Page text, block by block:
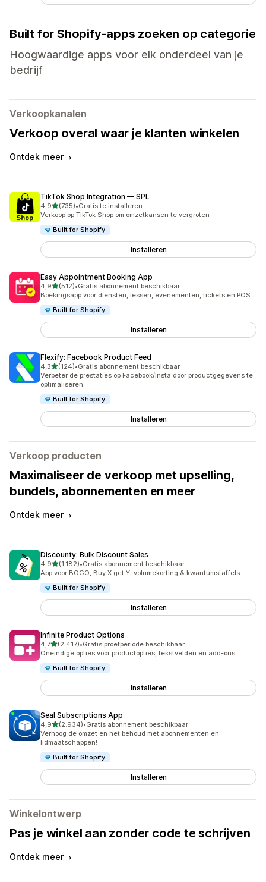
Built for Shopify-apps zoeken op categorie
Hoogwaardige apps voor elk onderdeel van je
bedrijf
Verkoopkanalen
Verkoop overal waar je klanten winkelen
Ontdek meer
TikTok Shop Integration — SPL
4,9van 5 sterren
(735)
735 recensies in totaal
•Gratis te installeren
Verkoop op TikTok Shop om omzetkansen te vergroten
Built for Shopify
Installeren
Easy Appointment Booking App
4,9van 5 sterren
(512)
512 recensies in totaal
•Gratis abonnement beschikbaar
Boekingsapp voor diensten, lessen, evenementen, tickets en POS
Built for Shopify
Installeren
Flexify: Facebook Product Feed
4,3van 5 sterren
(124)
124 recensies in totaal
•Gratis abonnement beschikbaar
Verbeter de prestaties op Facebook/Insta door productgegevens te
optimaliseren
Built for Shopify
Installeren
Verkoop producten
Maximaliseer de verkoop met upselling,
bundels, abonnementen en meer
Ontdek meer
Discounty: Bulk Discount Sales
4,9van 5 sterren
(1.182)
1182 recensies in totaal
•Gratis abonnement beschikbaar
App voor BOGO, Buy X get Y, volumekorting & kwantumstaffels
Built for Shopify
Installeren
Infinite Product Options
4,7van 5 sterren
(2.417)
2417 recensies in totaal
•Gratis proefperiode beschikbaar
Oneindige opties voor productopties, tekstvelden en add-ons
Built for Shopify
Installeren
Seal Subscriptions App
4,9van 5 sterren
(2.934)
2934 recensies in totaal
•Gratis abonnement beschikbaar
Verhoog de omzet en het behoud met abonnementen en
lidmaatschappen!
Built for Shopify
Installeren
Winkelontwerp
Pas je winkel aan zonder code te schrijven
Ontdek meer